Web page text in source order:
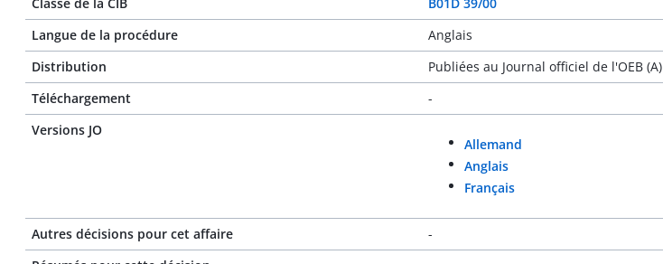
Langue de la procédure
Anglais
Distribution
Publiées au Journal officiel de l'OEB (A)
Téléchargement
-
Versions JO
Allemand
Anglais
Français
Autres décisions pour cet affaire
-